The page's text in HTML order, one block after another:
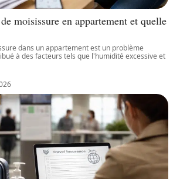
moisissure en appartement et quelle
dans un appartement est un problème
à des facteurs tels que l'humidité excessive et